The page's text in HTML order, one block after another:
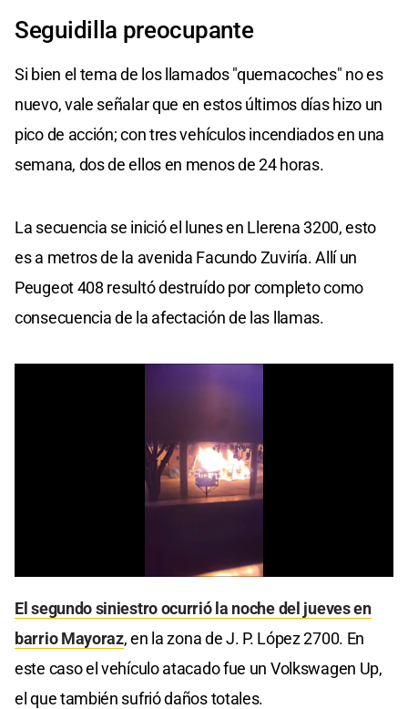
Seguidilla preocupante
Si bien el tema de los llamados "quemacoches" no es
nuevo, vale señalar que en estos últimos días hizo un
pico de acción; con tres vehículos incendiados en una
semana, dos de ellos en menos de 24 horas.
La secuencia se inició el lunes en Llerena 3200, esto
es a metros de la avenida Facundo Zuviría. Allí un
Peugeot 408 resultó destruído por completo como
consecuencia de la afectación de las llamas.
13
El segundo siniestro ocurrió la noche del jueves en
barrio Mayoraz, en la zona de J. P. López 2700. En
este caso el vehículo atacado fue un Volkswagen Up,
el que también sufrió daños totales.